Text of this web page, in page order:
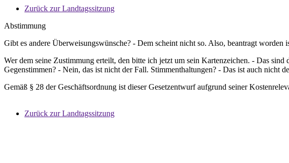
Zurück zur Landtagssitzung
Abstimmung
Gibt es andere Überweisungswünsche? - Dem scheint nicht so. Also, beantragt
Wer dem seine Zustimmung erteilt, den bitte ich jetzt um sein Kartenzeichen. - Das
Gegenstimmen? - Nein, das ist nicht der Fall. Stimmenthaltungen? - Das ist auch nicht
Gemäß § 28 der Geschäftsordnung ist dieser Gesetzentwurf aufgrund seiner
Zurück zur Landtagssitzung